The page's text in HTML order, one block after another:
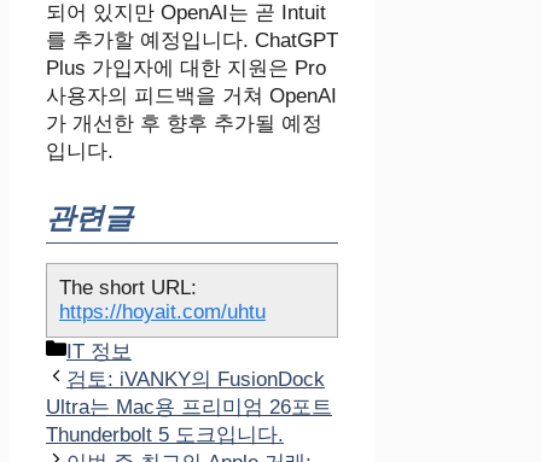
되어 있지만 OpenAI는 곧 Intuit
를 추가할 예정입니다. ChatGPT
Plus 가입자에 대한 지원은 Pro
사용자의 피드백을 거쳐 OpenAI
가 개선한 후 향후 추가될 예정
입니다.
관련글
The short URL:
https://hoyait.com/uhtu
카
테
고
리
IT 정보
검토: iVANKY의 FusionDock
Ultra는 Mac용 프리미엄 26포트
Thunderbolt 5 도크입니다.